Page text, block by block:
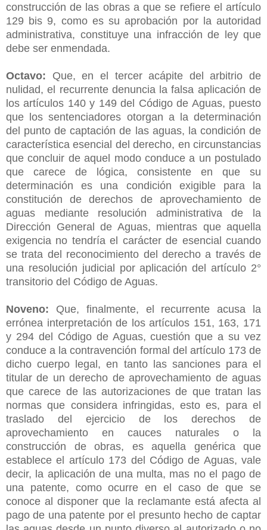
construcción de las obras a que se refiere el artículo
129 bis 9, como es su aprobación por la autoridad
administrativa, constituye una infracción de ley que
debe ser enmendada.
Octavo: Que, en el tercer acápite del arbitrio de
nulidad, el recurrente denuncia la falsa aplicación de
los artículos 140 y 149 del Código de Aguas, puesto
que los sentenciadores otorgan a la determinación
del punto de captación de las aguas, la condición de
característica esencial del derecho, en circunstancias
que concluir de aquel modo conduce a un postulado
que carece de lógica, consistente en que su
determinación es una condición exigible para la
constitución de derechos de aprovechamiento de
aguas mediante resolución administrativa de la
Dirección General de Aguas, mientras que aquella
exigencia no tendría el carácter de esencial cuando
se trata del reconocimiento del derecho a través de
una resolución judicial por aplicación del artículo 2°
transitorio del Código de Aguas.
Noveno: Que, finalmente, el recurrente acusa la
errónea interpretación de los artículos 151, 163, 171
y 294 del Código de Aguas, cuestión que a su vez
conduce a la contravención formal del artículo 173 de
dicho cuerpo legal, en tanto las sanciones para el
titular de un derecho de aprovechamiento de aguas
que carece de las autorizaciones de que tratan las
normas que considera infringidas, esto es, para el
traslado del ejercicio de los derechos de
aprovechamiento en cauces naturales o la
construcción de obras, es aquella genérica que
establece el artículo 173 del Código de Aguas, vale
decir, la aplicación de una multa, mas no el pago de
una patente, como ocurre en el caso de que se
conoce al disponer que la reclamante está afecta al
pago de una patente por el presunto hecho de captar